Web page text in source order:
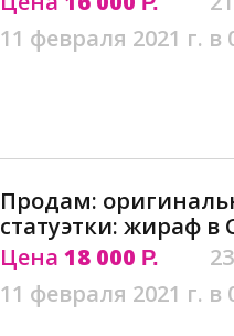
11 февраля 2021 г. в
Продам:
статуэтки: жираф в
Цена 18 000 Р.
11 февраля 2021 г. в